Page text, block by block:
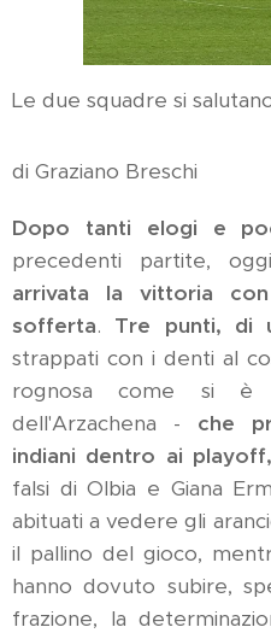
Le due squadre si
di Graziano Breschi
Dopo tanti elogi e
precedenti partite,
arrivata la vittoria
sofferta. Tre punti, di
strappati con i denti al
rognosa come si è
dell'Arzachena - che
indiani dentro ai playoff,
falsi di Olbia e Giana
abituati a vedere gli
il pallino del gioco,
hanno dovuto subire,
frazione, la